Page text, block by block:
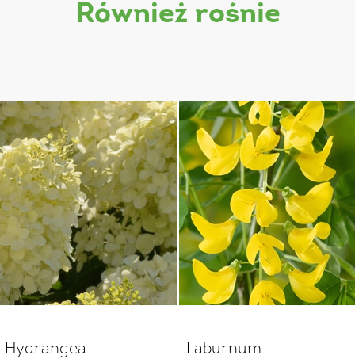
również rośnie
Hydrangea Laburnum